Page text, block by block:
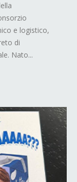
e logistico,
di
Nato...